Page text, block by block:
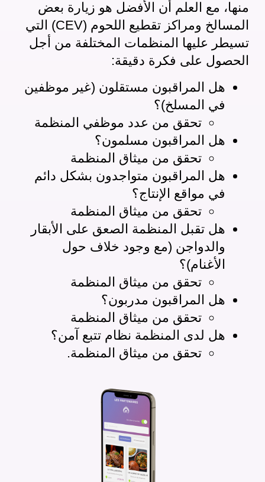
منها، مع العلم أن الأفضل هو زيارة بعض
المسالخ ومراكز تقطيع اللحوم (CEV) التي
تسيطر عليها المنظمات المختلفة من أجل
الحصول على فكرة دقيقة:
هل المراقبون مستقلون (غير موظفين
في المسلخ)؟
تحقق من عدد موظفي المنظمة
هل المراقبون مسلمون؟
تحقق من ميثاق المنظمة
هل المراقبون متواجدون بشكل دائم
في مواقع الإنتاج؟
تحقق من ميثاق المنظمة
هل تقبل المنظمة الصعق على الأبقار
والدواجن (مع وجود خلاف حول
الأغنام)؟
تحقق من ميثاق المنظمة
هل المراقبون مدربون؟
تحقق من ميثاق المنظمة
هل لدى المنظمة نظام تتبع آمن؟
تحقق من ميثاق المنظمة.